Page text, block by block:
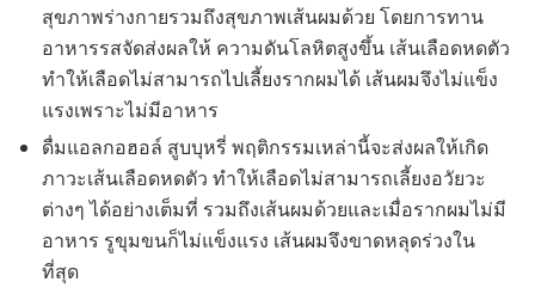
สุขภาพร่างกายรวมถึงสุขภาพเส้นผมด้วย โดยการทาน
อาหารรสจัดส่งผลให้ ความดันโลหิตสูงขึ้น เส้นเลือดหดตัว
ทำให้เลือดไม่สามารถไปเลี้ยงรากผมได้ เส้นผมจึงไม่แข็ง
แรงเพราะไม่มีอาหาร
ดื่มแอลกอฮอล์ สูบบุหรี่ พฤติกรรมเหล่านี้จะส่งผลให้เกิด
ภาวะเส้นเลือดหดตัว ทำให้เลือดไม่สามารถเลี้ยงอวัยวะ
ต่างๆ ได้อย่างเต็มที่ รวมถึงเส้นผมด้วยและเมื่อรากผมไม่มี
อาหาร รูขุมขนก็ไม่แข็งแรง เส้นผมจึงขาดหลุดร่วงใน
ที่สุด